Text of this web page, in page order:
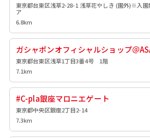
東京都台東区浅草2-28-1 浅草花やしき (園外)※入園
ア
6.8km
ガシャポンオフィシャルショップ＠
東京都台東区浅草1丁目3番4号 1階
7.1km
#C-pla銀座マロニエゲート
東京都中央区銀座2丁目2-14
7.3km